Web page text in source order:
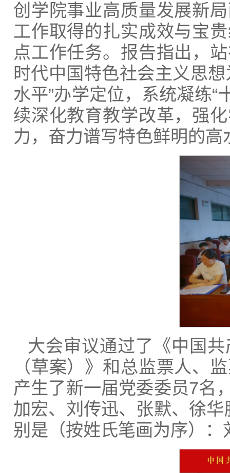
创学院事业高质量发展新
工作取得的扎实成效与宝
点工作任务。报告指出，
时代中国特色社会主义思
水平”办学定位，系统凝练“
续深化教育教学改革，强
力，奋力谱写特色鲜明的
大会审议通过了《中国
（草案）》和总监票人、
产生了新一届党委委员7名
加宏、刘传迅、张默、徐
别是（按姓氏笔画为序）